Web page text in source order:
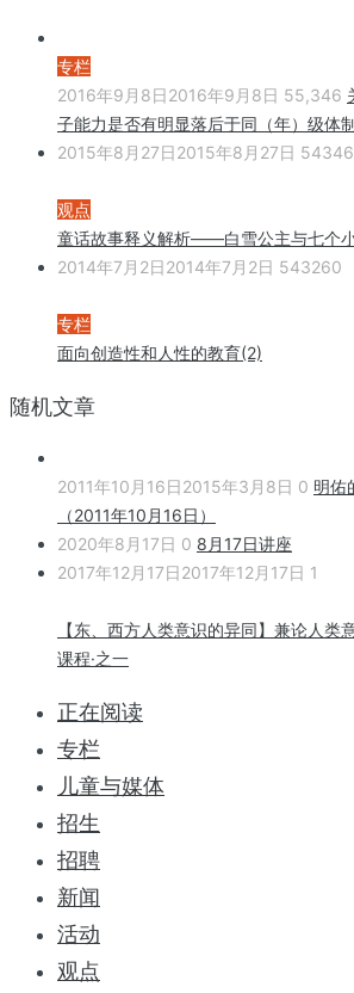
专栏
2016年9月8日2016年9月8日 55,346
子能力是否有明显落后于同（年）级体
2015年8月27日2015年8月27日
观点
童话故事释义解析——白雪公主与七个小
2014年7月2日2014年7月2日 543260
专栏
面向创造性和人性的教育(2)
随机文章
2011年10月16日2015年3月8日 0 明佑
（2011年10月16日）
2020年8月17日 0 8月17日讲座
2017年12月17日2017年12月17日 1
【东、西方人类意识的异同】兼论人类
课程·之一
正在阅读
专栏
儿童与媒体
招生
招聘
新闻
活动
观点